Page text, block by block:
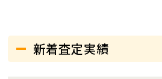
新着査定実績